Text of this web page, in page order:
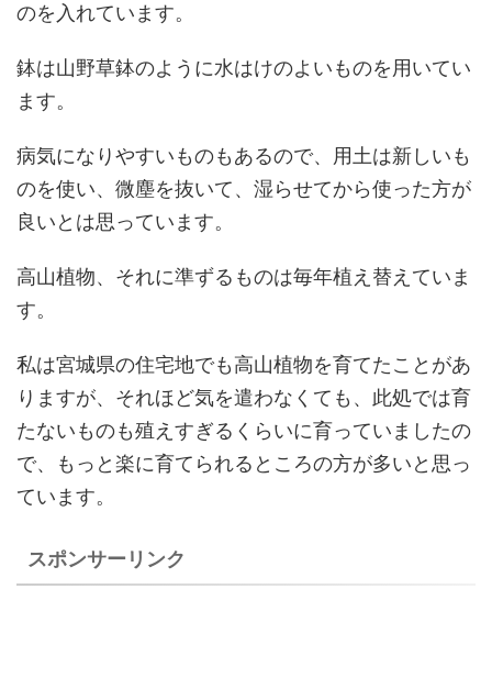
のを入れています。
鉢は山野草鉢のように水はけのよいものを用いてい
ます。
病気になりやすいものもあるので、用土は新しいも
のを使い、微塵を抜いて、湿らせてから使った方が
良いとは思っています。
高山植物、それに準ずるものは毎年植え替えていま
す。
私は宮城県の住宅地でも高山植物を育てたことがあ
りますが、それほど気を遣わなくても、此処では育
たないものも殖えすぎるくらいに育っていましたの
で、もっと楽に育てられるところの方が多いと思っ
ています。
スポンサーリンク